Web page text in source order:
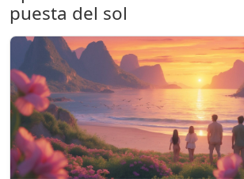
puesta del sol